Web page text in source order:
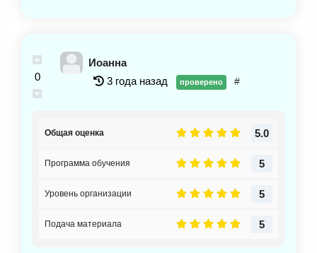
0
Иоанна
3 года назад
проверено #
5.0
Общая оценка
5
Программа обучения
5
Уровень организации
5
Подача материала